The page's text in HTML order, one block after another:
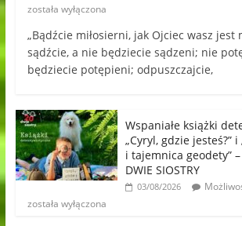
została wyłączona
„Bądźcie miłosierni, jak Ojciec wasz jest
sądźcie, a nie będziecie sądzeni; nie
będziecie potępieni; odpuszczajcie,
Wspaniałe książki
„Cyryl, gdzie jesteś?” i
i tajemnica geodety”
DWIE SIOSTRY
03/08/2026
została wyłączona